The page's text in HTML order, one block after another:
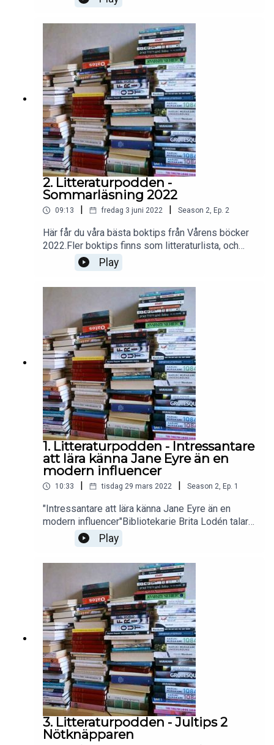
introduktion till mannen som gläntade på dörren
till det obegripliga!(I programmet råkar vi säga att
Hoffmann föddes 1976. Det ska naturligtvis vara
1776.)#hoffmann#linköpingsstadsbibliotek#link
öpingskommun#deckare#skräck#fantasy#etaho
ffmann
2. Litteraturpodden -
Sommarläsning 2022
09:13 | fredag 3 juni 2022 | Season 2, Ep. 2
Här får du våra bästa boktips från Vårens böcker
2022.Fler boktips finns som litteraturlista, och
som film på vår YouTube-kanal.Mer
sommarläsningÄr boken som du vill läsa utlånad?
Reservera den hos Götabiblioteken!Ha en skön
sommarläsning!#litteraturpodden#digitalkreativv
erkstad#linköpingsstadsbibliotek#sommarläsnin
Play
1. Litteraturpodden - Intressantare
att lära känna Jane Eyre än en
modern influencer
10:33 tisdag 29 mars 2022 Season 2, Ep. 1
"Intressantare att lära känna Jane Eyre än en
modern influencer"Bibliotekarie Brita Lodén talar
om att lära känna och inspireras av klassiker
istället för moderna
influencers.#Litteraturpodden#DigitalKreativVerk
stad#charlottebrontë#janeeyre#klassiker#influe
ncer#linkopingsstadsbibliotek
Play
3. Litteraturpodden - Jultips 2
Nötknäpparen